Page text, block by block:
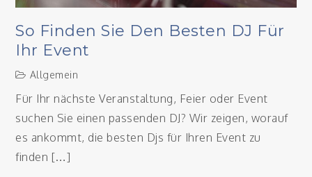
So Finden Sie Den Besten DJ Für
Ihr Event
Allgemein
Für Ihr nächste Veranstaltung, Feier oder Event
suchen Sie einen passenden DJ? Wir zeigen, worauf
es ankommt, die besten Djs für Ihren Event zu
finden […]